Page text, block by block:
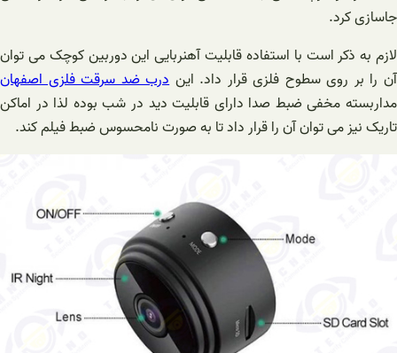
جاسازی کرد.
لازم به ذکر است با استفاده قابلیت آهنربایی این دوربین کوچک می توان
آن را بر روی سطوح فلزی قرار داد. ایندرب ضد سرقت فلزی اصفهان
مداربسته مخفی ضبط صدا دارای قابلیت دید در شب بوده لذا در اماکن
تاریک نیز می توان آن را قرار داد تا به صورت نامحسوس ضبط فیلم کند.